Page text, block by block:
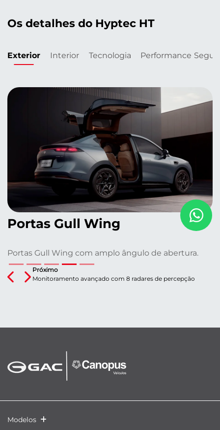
Os detalhes do Hyptec HT
Exterior Interior Tecnologia Performance
Portas Gull Wing
Portas Gull Wing com amplo ângulo de abertura.
Previous
Next
Próximo
Monitoramento avançado com 8 radares de percepção
Modelos